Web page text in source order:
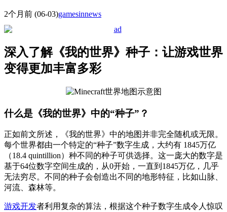
2个月前 (06-03)gamesinnews
深入了解《我的世界》种子：让游戏世界
变得更加丰富多彩
什么是《我的世界》中的“种子”？
正如前文所述，《我的世界》中的地图并非完全随机或无限。
每个世界都由一个特定的“种子”数字生成，大约有 1845万亿
（18.4 quintillion）种不同的种子可供选择。这一庞大的数字是
基于64位数字空间生成的，从0开始，一直到1845万亿，几乎
无法穷尽。不同的种子会创造出不同的地形特征，比如山脉、
河流、森林等。
游戏开发者利用复杂的算法，根据这个种子数字生成令人惊叹